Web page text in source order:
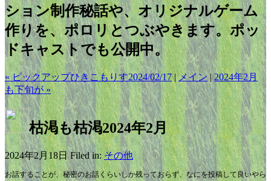
ション制作秘話や、オリジナルゲーム
作りを、ポロリとつぶやきます。ポッ
ドキャストでも公開中。
« ピックアップひきこもりす2024/02/17|メイン|2024年2月
も下旬が »
枯渇も枯渇2024年2月
2024年2月18日 Filed in:その他
お話することが、秘密のお話くらいしか残っておらず、なにを投稿して良いやら